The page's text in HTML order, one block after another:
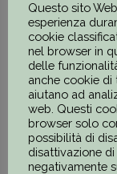
piece
2006 –
Share
Questo sito
esperienza
cookie
nel browser in
delle
anche cookie di
aiutano ad
web. Questi
browser solo
possibilità di
disattivazione
negativamente